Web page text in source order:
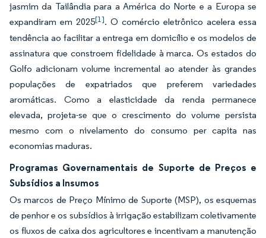
jasmim da Tailândia para a América do Norte e a Europa se
expandiram em 2025[1]. O comércio eletrônico acelera essa
tendência ao facilitar a entrega em domicílio e os modelos de
assinatura que constroem fidelidade à marca. Os estados do
Golfo adicionam volume incremental ao atender às grandes
populações de expatriados que preferem variedades
aromáticas. Como a elasticidade da renda permanece
elevada, projeta-se que o crescimento do volume persista
mesmo com o nivelamento do consumo per capita nas
economias maduras.
Programas Governamentais de Suporte de Preços e
Subsídios a Insumos
Os marcos de Preço Mínimo de Suporte (MSP), os esquemas
de penhor e os subsídios à irrigação estabilizam coletivamente
os fluxos de caixa dos agricultores e incentivam a manutenção